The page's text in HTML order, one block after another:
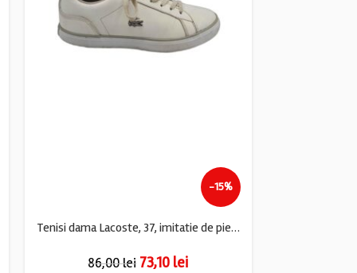
-15%
Tenisi dama Lacoste, 37, imitatie de piele, piele, alb
86,00lei 73,10 lei